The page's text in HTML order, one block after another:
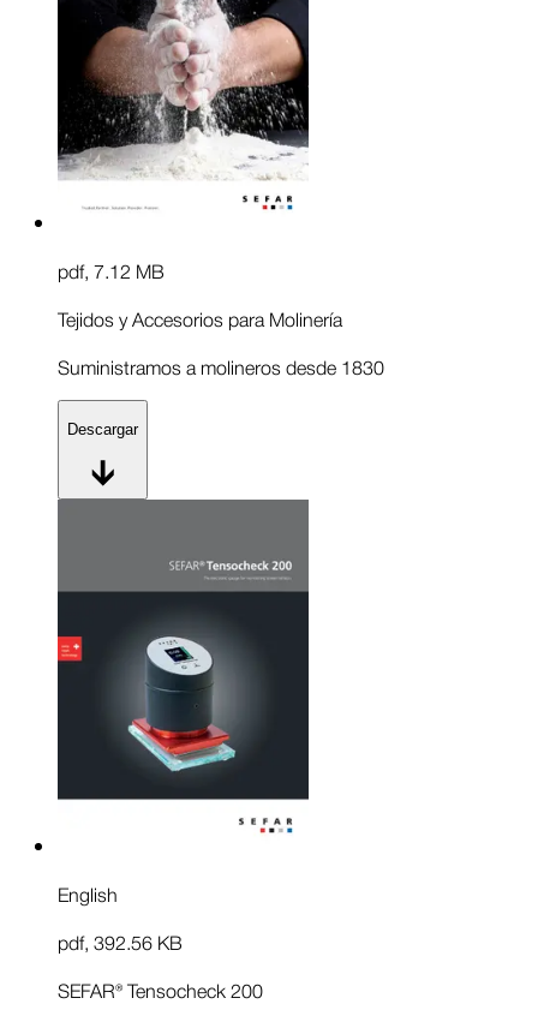
pdf, 7.12 MB
Tejidos y Accesorios para Molinería
Suministramos a molineros desde 1830
Descargar
English
pdf, 392.56 KB
SEFAR® Tensocheck 200